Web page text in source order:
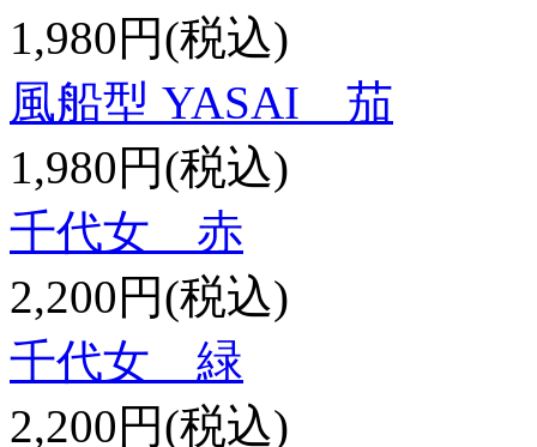
1,980円(税込)
風船型 YASAI 茄
1,980円(税込)
千代女 赤
2,200円(税込)
千代女 緑
2,200円(税込)